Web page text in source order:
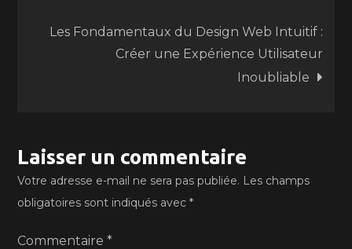
l’article
Les Fondamentaux du Design Web Intuitif :
Créer une Expérience Utilisateur
Inoubliable
Laisser un commentaire
Votre adresse e-mail ne sera pas publiée. Les champs
obligatoires sont indiqués avec*
Commentaire*